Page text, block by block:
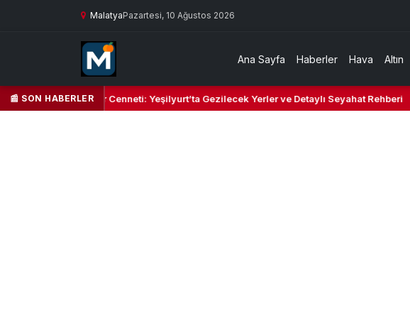
MalatyaPazartesi, 10 Ağustos 2026
Ana Sayfa Haberler Hava Altın
📰 SON HABERLER
Kalbi ve Kültür Cenneti: Yeşilyurt’ta Gezilecek Yerler ve Detaylı Seyahat Rehberi ◆